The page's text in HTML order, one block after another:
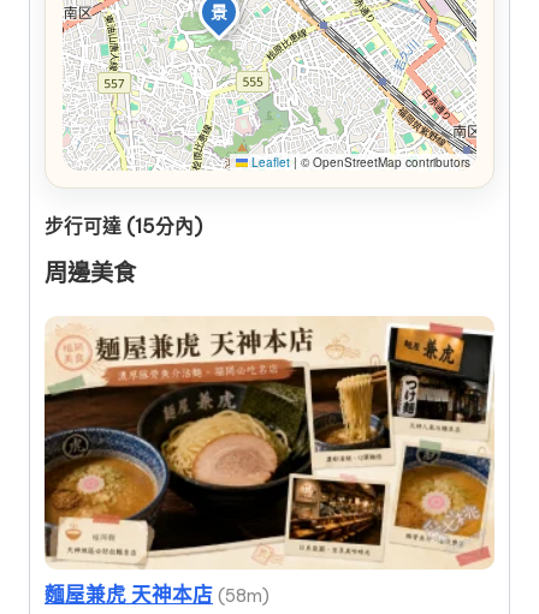
景
Leaflet | © OpenStreetMap contributors
步行可達 (15分內)
周邊美食
麵屋兼虎 天神本店 (58m)